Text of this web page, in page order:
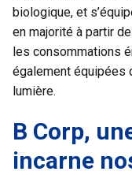
biologique, et
en majorité à partir
les consommations
également équipées
lumière.
B Corp,
incarne